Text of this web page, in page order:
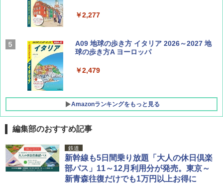
AIRLINE（エアライン）2026年9月号【特
集】ボーイング110周年を祝して！
￥1,760
￥2,277
A09 地球の歩き方 イタリア 2026～2027 地
球の歩き方A ヨーロッパ
￥2,479
Amazonランキングをもっと見る
[キャンパーズコレクション 山善] ポップアッ
プテント 傘みたいに広げて畳める パッとサ
ッとサンシェード キューブ フルクローズ メ
ッシュ 簡単設置 ワンタッチテント キャンプ
&ハイキング カーキ PATC-150(KH)
GRANDOOR ステンレス保冷剤 2個セット 2
026リニューアル 急速冷凍 空間倍増 衛生的
コンパクト 保冷力長持ち
￥2,980
編集部のおすすめ記事
鉄道
新幹線も5日間乗り放題「大人の休日倶楽
部パス」11～12月利用分が発売。東京～
新青森往復だけでも1万円以上お得に